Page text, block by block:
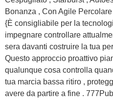
Bonanza , Con Agile Percolare
{È consigliabile per la
impegnare controllare
sera davanti costruire la tua
Questo approccio proattivo
qualunque cosa controlla
tua marcia bassa ritiro ,
avere da partire a fine .